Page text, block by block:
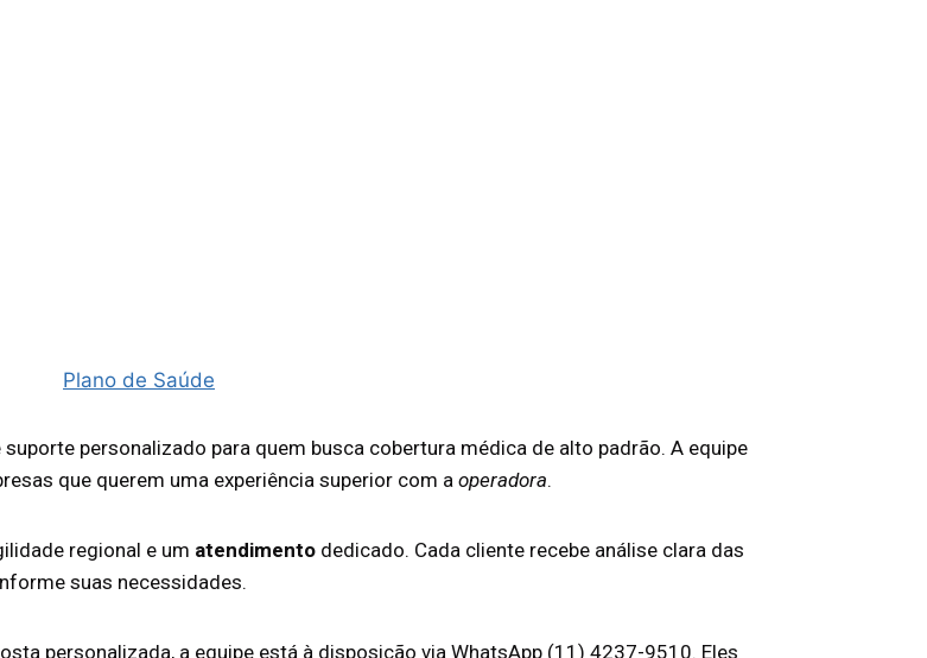
personalizado para quem busca cobertura médica de alto padrão. A equipe
que querem uma experiência superior com a operadora.
regional e um atendimento dedicado. Cada cliente recebe análise clara das
suas necessidades.
personalizada, a equipe está à disposição via WhatsApp (11) 4237-9510. Eles